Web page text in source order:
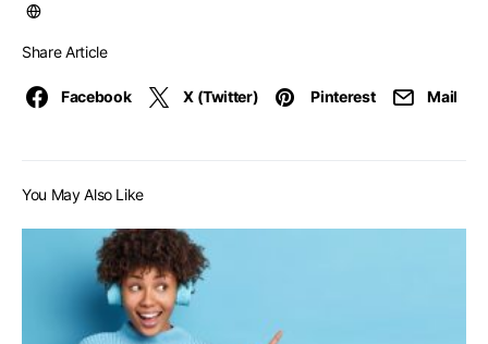
Share Article
Facebook X (Twitter) Pinterest Mail
You May Also Like